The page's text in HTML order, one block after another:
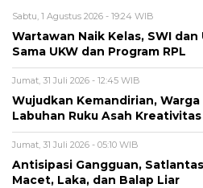
Sabtu, 1 Agustus 2026 - 19:24 WIB
Wartawan Naik Kelas, SWI dan
Sama UKW dan Program RPL
Jumat, 31 Juli 2026 - 12:45 WIB
Wujudkan Kemandirian,
Labuhan Ruku Asah
Jumat, 31 Juli 2026 - 05:10 WIB
Antisipasi Gangguan,
Macet, Laka, dan Balap Liar